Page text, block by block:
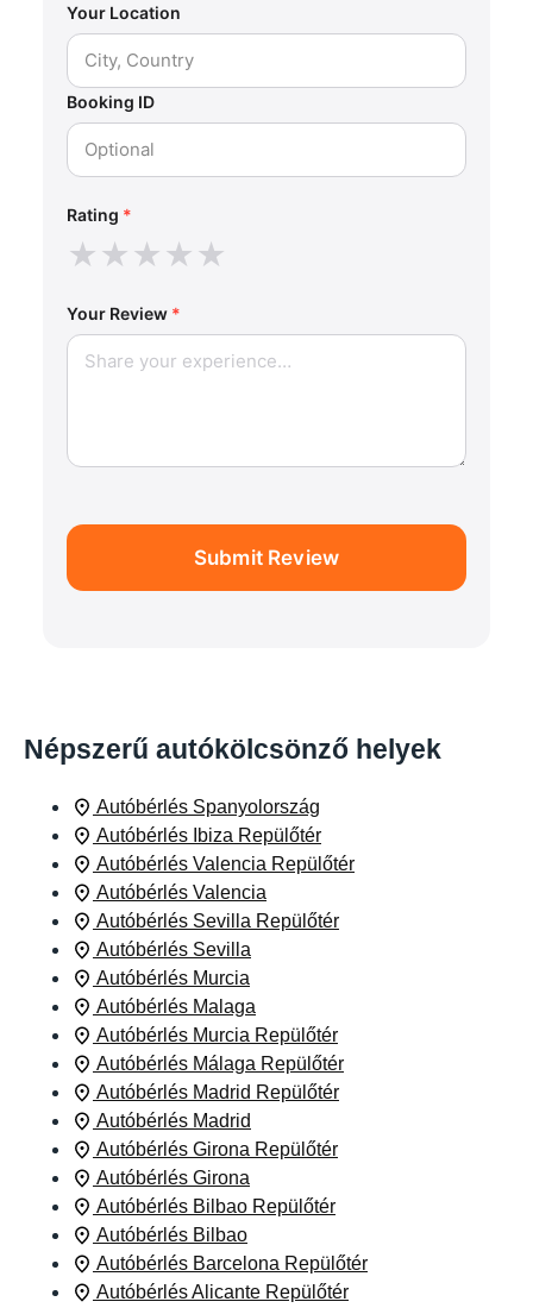
Your Location
Booking ID
Rating *
★★★★★
Your Review *
Submit Review
Népszerű autókölcsönző helyek
Autóbérlés Spanyolország
Autóbérlés Ibiza Repülőtér
Autóbérlés Valencia Repülőtér
Autóbérlés Valencia
Autóbérlés Sevilla Repülőtér
Autóbérlés Sevilla
Autóbérlés Murcia
Autóbérlés Malaga
Autóbérlés Murcia Repülőtér
Autóbérlés Málaga Repülőtér
Autóbérlés Madrid Repülőtér
Autóbérlés Madrid
Autóbérlés Girona Repülőtér
Autóbérlés Girona
Autóbérlés Bilbao Repülőtér
Autóbérlés Bilbao
Autóbérlés Barcelona Repülőtér
Autóbérlés Alicante Repülőtér